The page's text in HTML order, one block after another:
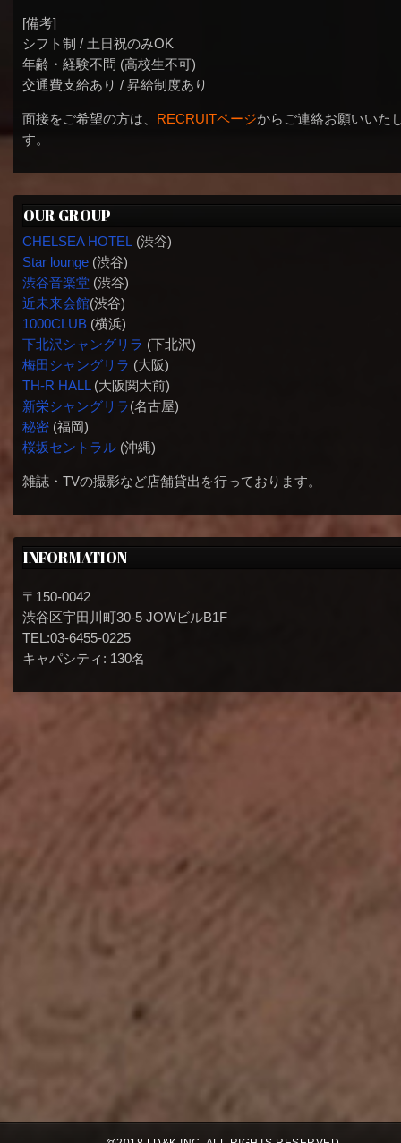
[備考]
シフト制 / 土日祝のみOK
年齢・経験不問 (高校生不可)
交通費支給あり / 昇給制度あり
面接をご希望の方は、 RECRUITページからご連絡お願いいた
す。
OUR GROUP
CHELSEA HOTEL (渋谷)
Star lounge(渋谷)
渋谷音楽堂(渋谷)
近未来会館(渋谷)
1000CLUB(横浜)
下北沢シャングリラ (下北沢)
梅田シャングリラ (大阪)
TH-R HALL(大阪関大前)
新栄シャングリラ(名古屋)
秘密(福岡)
桜坂セントラル(沖縄)
雑誌・TVの撮影など店舗貸出を行っております。
INFORMATION
〒150-0042
渋谷区宇田川町30-5 JOWビルB1F
TEL:03-6455-0225
キャパシティ: 130名